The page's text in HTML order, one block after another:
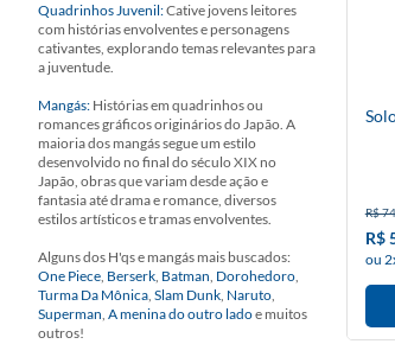
Quadrinhos Juvenil:Cative jovens leitores
com histórias envolventes e personagens
cativantes, explorando temas relevantes para
a juventude.
Mangás: Histórias em quadrinhos ou
romances gráficos originários do Japão. A
maioria dos mangás segue um estilo
desenvolvido no final do século XIX no
Japão, obras que variam desde ação e
fantasia até drama e romance, diversos
estilos artísticos e tramas envolventes.
Alguns dos H'qs e mangás mais buscados:
One Piece, Berserk, Batman, Dorohedoro,
Turma Da Mônica, Slam Dunk, Naruto,
Superman, A menina do outro ladoe muitos
outros!
R$
R$
ou